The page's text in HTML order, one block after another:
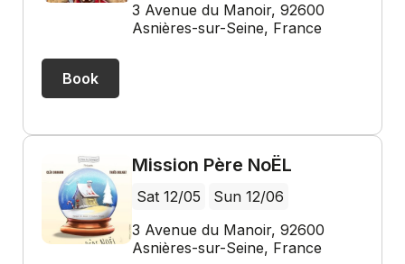
3 Avenue du Manoir, 92600
Asnières-sur-Seine, France
Book
Mission Père NoËL
Sat 12/05
Sun 12/06
3 Avenue du Manoir, 92600
Asnières-sur-Seine, France